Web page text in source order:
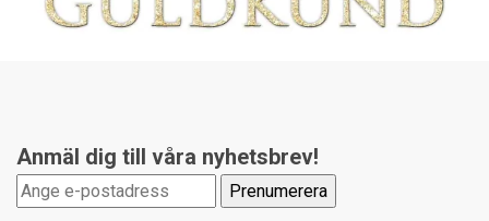
Anmäl dig till våra nyhetsbrev!